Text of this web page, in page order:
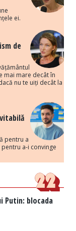
ei.
de
mai mare decât în
nu te uiți decât la
pentru a
a-i convinge
Putin: blocada